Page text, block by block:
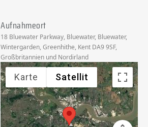
Aufnahmeort
18 Bluewater Parkway, Bluewater, Bluewater,
Wintergarden, Greenhithe, Kent DA9 9SF,
Großbritannien und Nordirland
Karte Satellit